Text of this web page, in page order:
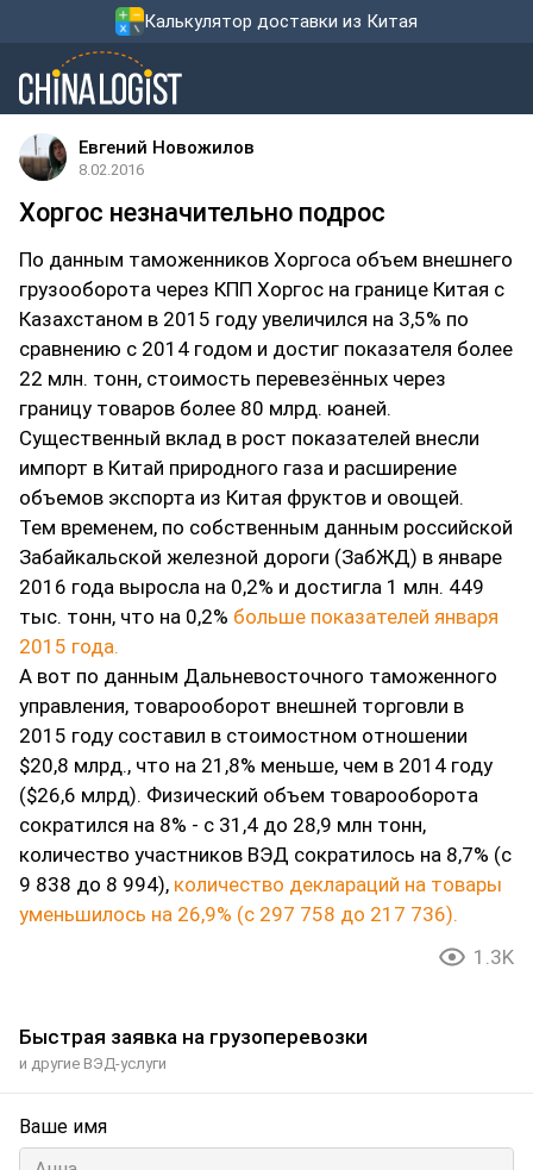
Калькулятор доставки из Китая
Евгений Новожилов
8.02.2016
Хоргос незначительно подрос
По данным таможенников Хоргоса объем внешнего
грузооборота через КПП Хоргос на границе Китая с
Казахстаном в 2015 году увеличился на 3,5% по
сравнению с 2014 годом и достиг показателя более
22 млн. тонн, стоимость перевезённых через
границу товаров более 80 млрд. юаней.
Существенный вклад в рост показателей внесли
импорт в Китай природного газа и расширение
объемов экспорта из Китая фруктов и овощей.
Тем временем, по собственным данным российской
Забайкальской железной дороги (ЗабЖД) в январе
2016 года выросла на 0,2% и достигла 1 млн. 449
тыс. тонн, что на 0,2% больше показателей января
2015 года.
А вот по данным Дальневосточного таможенного
управления, товарооборот внешней торговли в
2015 году составил в стоимостном отношении
$20,8 млрд., что на 21,8% меньше, чем в 2014 году
($26,6 млрд). Физический объем товарооборота
сократился на 8% - с 31,4 до 28,9 млн тонн,
количество участников ВЭД сократилось на 8,7% (с
9 838 до 8 994), количество деклараций на товары
уменьшилось на 26,9% (с 297 758 до 217 736).
1.3K
Быстрая заявка на грузоперевозки
и другие ВЭД-услуги
Ваше имя